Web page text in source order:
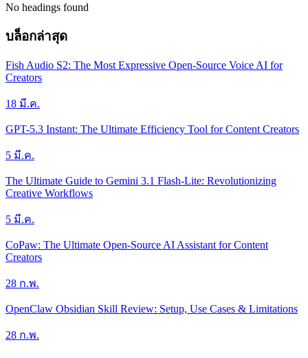
No headings found
บล็อกล่าสุด
Fish Audio S2: The Most Expressive Open-Source Voice AI for
Creators
18 มี.ค.
GPT-5.3 Instant: The Ultimate Efficiency Tool for Content Creators
5 มี.ค.
The Ultimate Guide to Gemini 3.1 Flash-Lite: Revolutionizing
Creative Workflows
5 มี.ค.
CoPaw: The Ultimate Open-Source AI Assistant for Content
Creators
28 ก.พ.
OpenClaw Obsidian Skill Review: Setup, Use Cases & Limitations
28 ก.พ.